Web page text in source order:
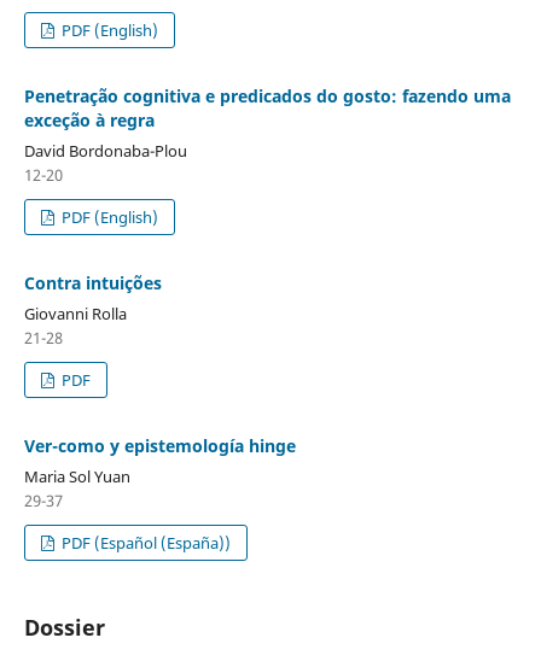
PDF (English)
Penetração cognitiva e predicados do gosto: fazendo uma
exceção à regra
David Bordonaba-Plou
12-20
PDF (English)
Contra intuições
Giovanni Rolla
21-28
PDF
Ver-como y epistemología hinge
Maria Sol Yuan
29-37
PDF (Español (España))
Dossier